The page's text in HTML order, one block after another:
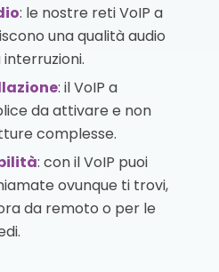
: le nostre reti VoIP a
una qualità audio
: il VoIP a
da attivare e non
complesse.
: con il VoIP puoi
ovunque ti trovi,
da remoto o per le